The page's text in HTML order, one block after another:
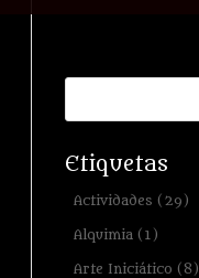
Etiquetas
Actividades (29)
Alquimia (1)
Arte Iniciático (8)